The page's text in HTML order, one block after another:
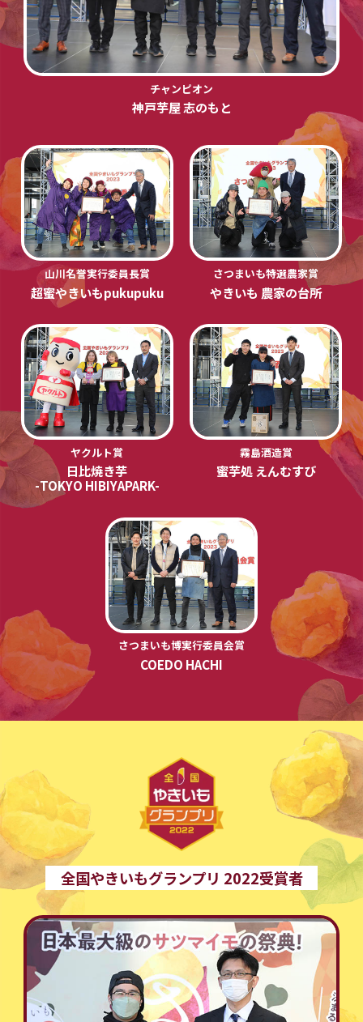
チャンピオン
神戸芋屋 志のもと
山川名誉実行委員長賞
超蜜やきいもpukupuku
さつまいも特選農家賞
やきいも 農家の台所
ヤクルト賞
日比焼き芋
-TOKYO HIBIYAPARK-
霧島酒造賞
蜜芋処 えんむすび
さつまいも博実行委員会賞
COEDO HACHI
全国やきいもグランプリ 2022受賞者